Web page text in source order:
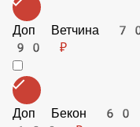
Доп Тобаско 5 гр
40 ₽